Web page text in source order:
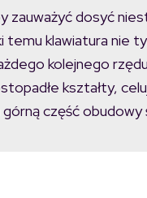
zauważyć dosyć
temu klawiatura nie
kolejnego
kształty,
część obudowy